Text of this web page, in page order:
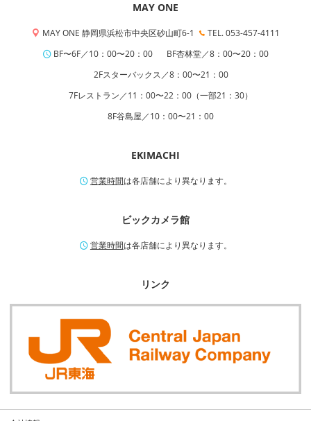
MAY ONE
MAY ONE 静岡県浜松市中央区砂山町6-1
TEL. 053-457-4111
BF〜6F／10：00〜20：00
BF杏林堂／8：00〜20：00
2Fスターバックス／8：00〜21：00
7Fレストラン／11：00〜22：00（一部21：30）
8F谷島屋／10：00〜21：00
EKIMACHI
営業時間は各店舗により異なります。
ビックカメラ館
営業時間は各店舗により異なります。
リンク